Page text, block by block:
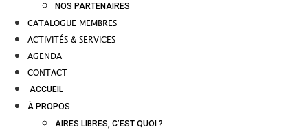
NOS PARTENAIRES
CATALOGUE MEMBRES
ACTIVITÉS & SERVICES
AGENDA
CONTACT
ACCUEIL
À PROPOS
AIRES LIBRES, C’EST QUOI ?